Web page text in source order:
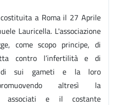
a Roma il 27 Aprile
Lauricella. L'associazione
come scopo principe, di
contro l’infertilità e di
sui gameti e la loro
altresì la
associati e il costante